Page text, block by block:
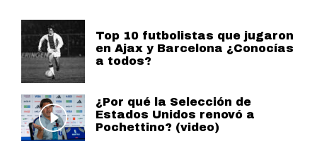
Top 10 futbolistas que jugaron
en Ajax y Barcelona ¿Conocías
a todos?
¿Por qué la Selección de
Estados Unidos renovó a
Pochettino? (video)